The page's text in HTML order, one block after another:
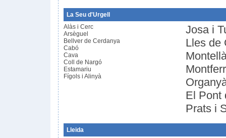
La Seu d'Urgell
Alàs i Cerc
Arsèguel
Bellver de Cerdanya
Cabó
Cava
Coll de Nargó
Estamariu
Fígols i Alinyà
Josa i
Lles de
El Pont
Prats i
Lleida